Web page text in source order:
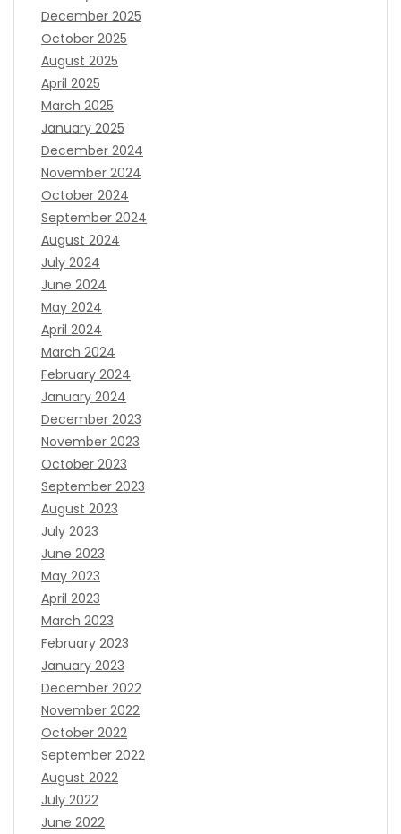
December 2025
October 2025
August 2025
April 2025
March 2025
January 2025
December 2024
November 2024
October 2024
September 2024
August 2024
July 2024
June 2024
May 2024
April 2024
March 2024
February 2024
January 2024
December 2023
November 2023
October 2023
September 2023
August 2023
July 2023
June 2023
May 2023
April 2023
March 2023
February 2023
January 2023
December 2022
November 2022
October 2022
September 2022
August 2022
July 2022
June 2022